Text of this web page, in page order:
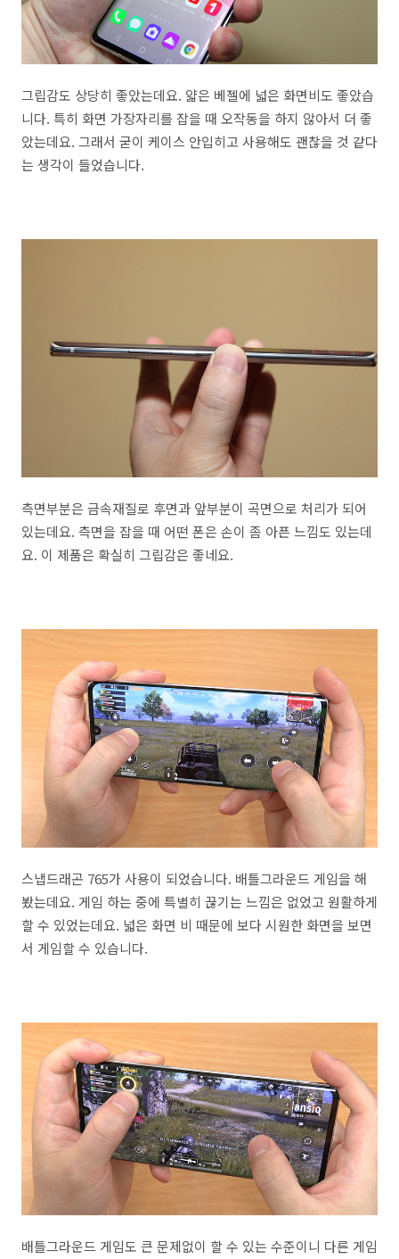
그립감도 상당히 좋았는데요. 얇은 베젤에 넓은 화면비도 좋았습
니다. 특히 화면 가장자리를 잡을 때 오작동을 하지 않아서 더 좋
았는데요. 그래서 굳이 케이스 안입히고 사용해도 괜찮을 것 같다
는 생각이 들었습니다.
측면부분은 금속재질로 후면과 앞부분이 곡면으로 처리가 되어
있는데요. 측면을 잡을 때 어떤 폰은 손이 좀 아픈 느낌도 있는데
요. 이 제품은 확실히 그립감은 좋네요.
스냅드래곤 765가 사용이 되었습니다. 배틀그라운드 게임을 해
봤는데요. 게임 하는 중에 특별히 끊기는 느낌은 없었고 원활하게
할 수 있었는데요. 넓은 화면 비 때문에 보다 시원한 화면을 보면
서 게임할 수 있습니다.
배틀그라운드 게임도 큰 문제없이 할 수 있는 수준이니 다른 게임